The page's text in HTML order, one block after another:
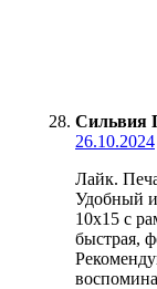
Сильвия
26.10.2024
Лайк.
Удобный
10х15 с
быстрая,